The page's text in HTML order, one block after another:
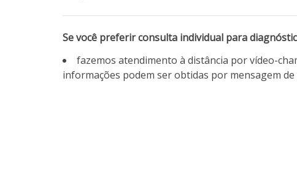
Se você preferir consulta individual para
fazemos atendimento à distância por vídeo-
informações podem ser obtidas por mensagem